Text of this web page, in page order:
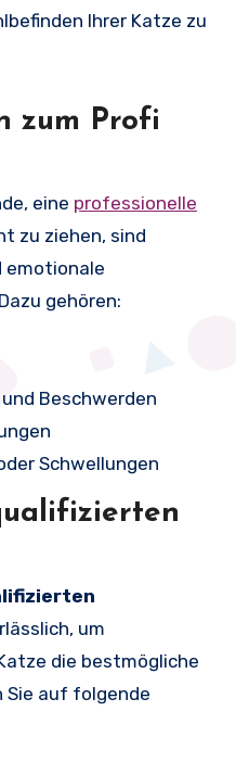
Ihrer Katze zu
zum Profi
eine professionelle
zu ziehen, sind
emotionale
gehören:
Beschwerden
Schwellungen
um
die bestmögliche
Sie auf folgende